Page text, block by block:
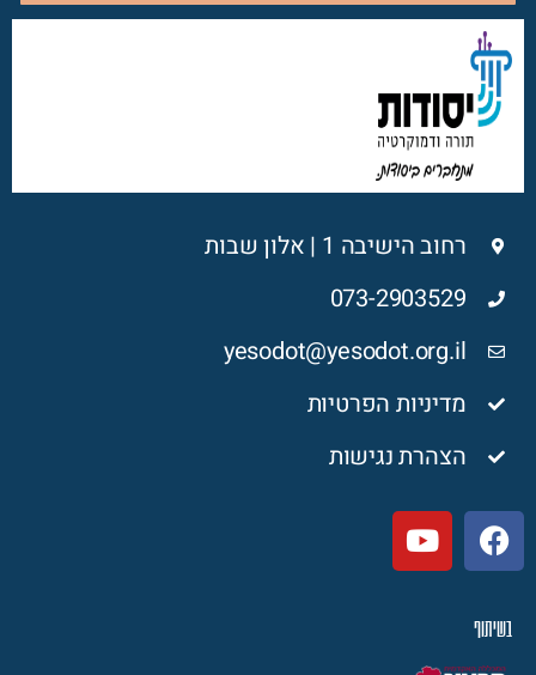
רחוב הישיבה 1 | אלון שבות
073-2903529
yesodot@yesodot.org.il
מדיניות הפרטיות
הצהרת נגישות
בשיתוף